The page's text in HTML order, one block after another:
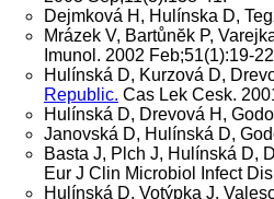
Dejmková H, Hulínska D,
Mrázek V, Bartůnĕk P,
Imunol. 2002 Feb;51(1):19-
Hulínská D, Kurzová D,
Republic. Cas Lek Cesk.
Hulínská D, Drevová H,
Janovská D, Hulínská D,
Basta J, Plch J, Hulínská D,
Eur J Clin Microbiol Infect
Hulínská D, Votýpka J,